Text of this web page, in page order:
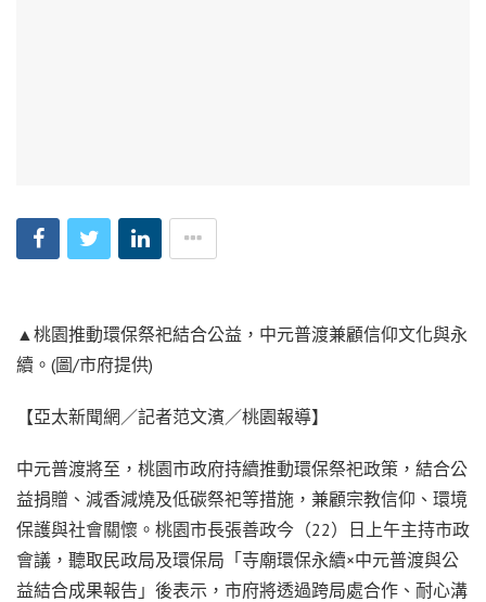
▲桃園推動環保祭祀結合公益，中元普渡兼顧信仰文化與永
續。(圖/市府提供)
【亞太新聞網／記者范文濱／桃園報導】
中元普渡將至，桃園市政府持續推動環保祭祀政策，結合公
益捐贈、減香減燒及低碳祭祀等措施，兼顧宗教信仰、環境
保護與社會關懷。桃園市長張善政今（22）日上午主持市政
會議，聽取民政局及環保局「寺廟環保永續×中元普渡與公
益結合成果報告」後表示，市府將透過跨局處合作、耐心溝